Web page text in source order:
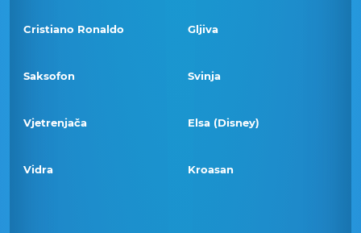
Cristiano Ronaldo Gljiva
Saksofon Svinja
Vjetrenjača Elsa (Disney)
Vidra Kroasan